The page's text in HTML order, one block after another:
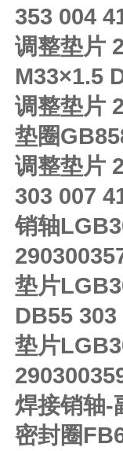
353 004
调整垫片
M33×1.5
调整垫片
垫圈
调整垫片
303 007
销轴
垫片
DB55
垫片
焊接销轴-
密封圈